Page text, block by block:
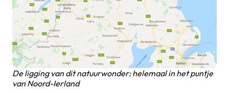
De ligging van dit natuurwonder: helemaal in het puntje
van Noord-Ierland